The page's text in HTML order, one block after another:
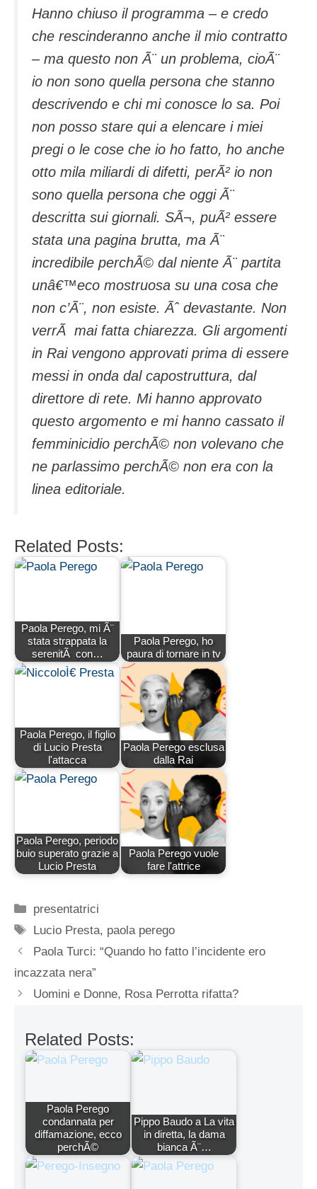
Hanno chiuso il programma – e credo
che rescinderanno anche il mio contratto
– ma questo non Ã¨ un problema, cioÃ¨
io non sono quella persona che stanno
descrivendo e chi mi conosce lo sa. Poi
non posso stare qui a elencare i miei
pregi o le cose che io ho fatto, ho anche
otto mila miliardi di difetti, perÃ² io non
sono quella persona che oggi Ã¨
descritta sui giornali. SÃ¬, puÃ² essere
stata una pagina brutta, ma Ã¨
incredibile perchÃ© dal niente Ã¨ partita
unâ€™eco mostruosa su una cosa che
non c’Ã¨, non esiste. Ãˆ devastante. Non
verrÃ mai fatta chiarezza. Gli argomenti
in Rai vengono approvati prima di essere
messi in onda dal capostruttura, dal
direttore di rete. Mi hanno approvato
questo argomento e mi hanno cassato il
femminicidio perchÃ© non volevano che
ne parlassimo perchÃ© non era con la
linea editoriale.
Related Posts:
Paola Perego, mi Ã¨
stata strappata la
serenitÃ con…
Paola Perego, ho
paura di tornare in tv
Paola Perego, il figlio
di Lucio Presta
l'attacca
Paola Perego esclusa
dalla Rai
Paola Perego, periodo
buio superato grazie a
Lucio Presta
Paola Perego vuole
fare l'attrice
Categorie
presentatrici
Tag
Lucio Presta, paola perego
Paola Turci: “Quando ho fatto l’incidente ero
incazzata nera”
Uomini e Donne, Rosa Perrotta rifatta?
Related Posts:
Paola Perego
condannata per
diffamazione, ecco
perchÃ©
Pippo Baudo a La vita
in diretta, la dama
bianca Ã¨…